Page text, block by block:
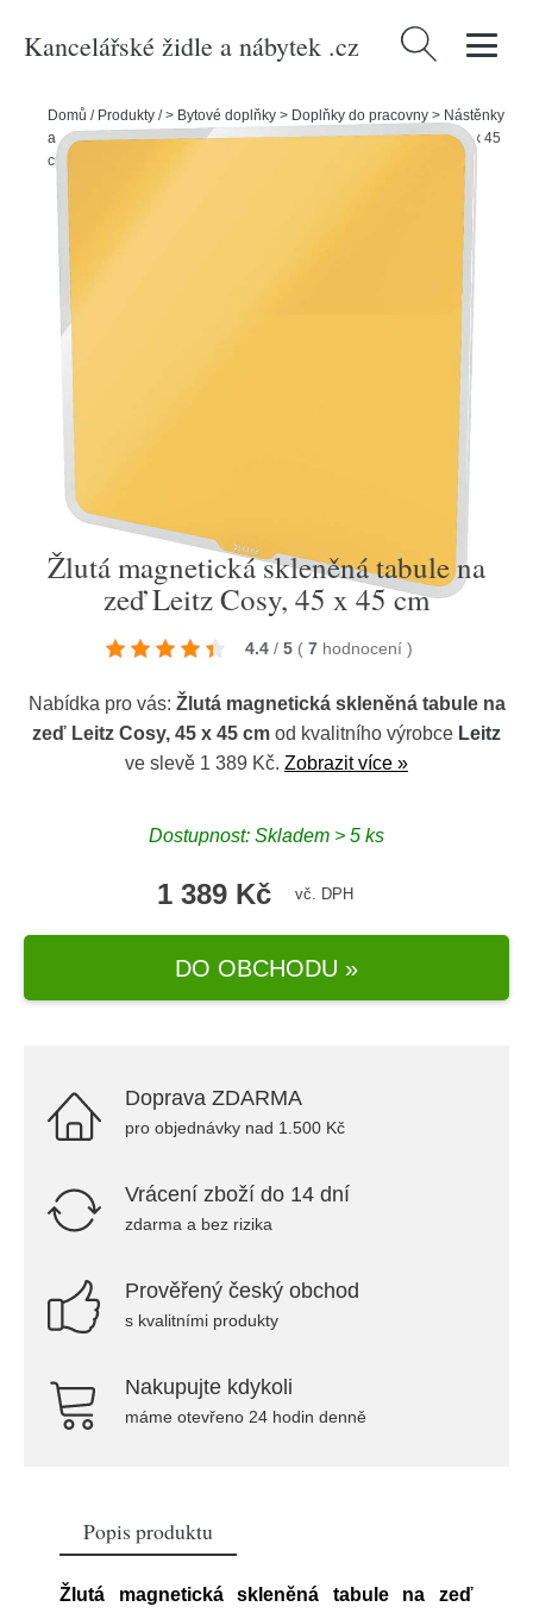
Kancelářské židle a nábytek .cz Vyhledávání
Domů / Produkty /> Bytové doplňky > Doplňky do pracovny > Nástěnky
a tabule/Žlutá magnetická skleněná tabule na zeď Leitz Cosy, 45 x 45
cm
Žlutá magnetická skleněná tabule na
zeď Leitz Cosy, 45 x 45 cm
4.4 / 5 ( 7 hodnocení )
Nabídka pro vás: Žlutá magnetická skleněná tabule na
zeď Leitz Cosy, 45 x 45 cm od kvalitního výrobce Leitz
ve slevě 1 389 Kč. Zobrazit více »
Dostupnost: Skladem > 5 ks
1 389 Kč vč. DPH
DO OBCHODU »
Doprava ZDARMA
pro objednávky nad 1.500 Kč
Vrácení zboží do 14 dní
zdarma a bez rizika
Prověřený český obchod
s kvalitními produkty
Nakupujte kdykoli
máme otevřeno 24 hodin denně
Popis produktu
Žlutá magnetická skleněná tabule na zeď